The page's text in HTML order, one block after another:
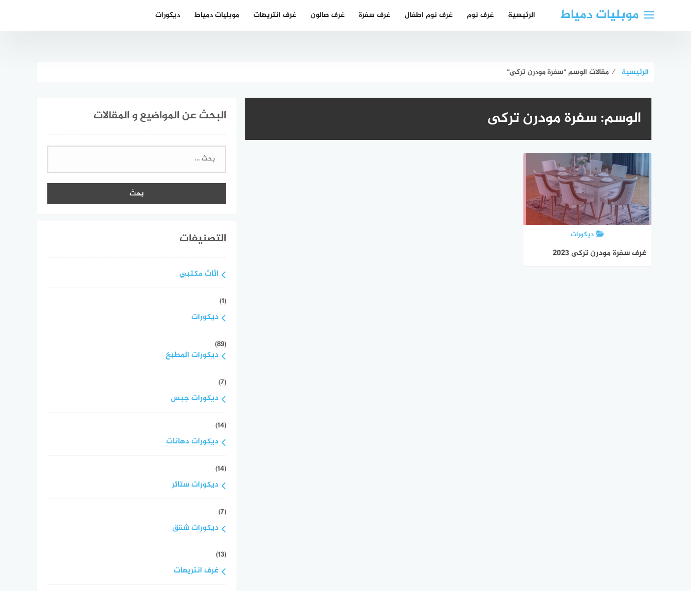
موبليات دمياط الرئيسية غرف نوم غرف نوم اطفال غرف سفرة غرف صالون غرف انتريهات موبليات دمياط ديكورات
الرئيسية ⁄ مقالات الوسم "سفرة مودرن تركى"
الوسم:سفرة مودرن تركى
ديكورات
غرف سفرة مودرن تركى 2023
البحث عن المواضيع و المقالات
البحث
التصنيفات
اثاث مكتبي
(1)
ديكورات
(89)
ديكورات المطبخ
(7)
ديكورات جبس
(14)
ديكورات دهانات
(14)
ديكورات ستائر
(7)
ديكورات شقق
(13)
غرف انتريهات